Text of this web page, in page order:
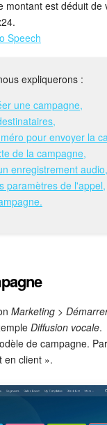
stocks
web
en ligne
Bitrix24
pour les
ventes
en ligne
montant est déduit de
Speech
expliquerons :
une campagne,
pour envoyer la
de la campagne,
enregistrement audio,
paramètres de l'appel,
Marketing >
Diffusion vocale.
de campagne.
en client ».